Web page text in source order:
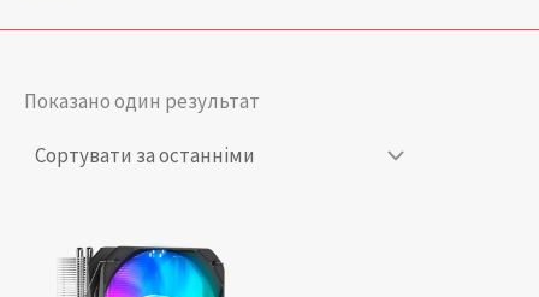
Показано один результат